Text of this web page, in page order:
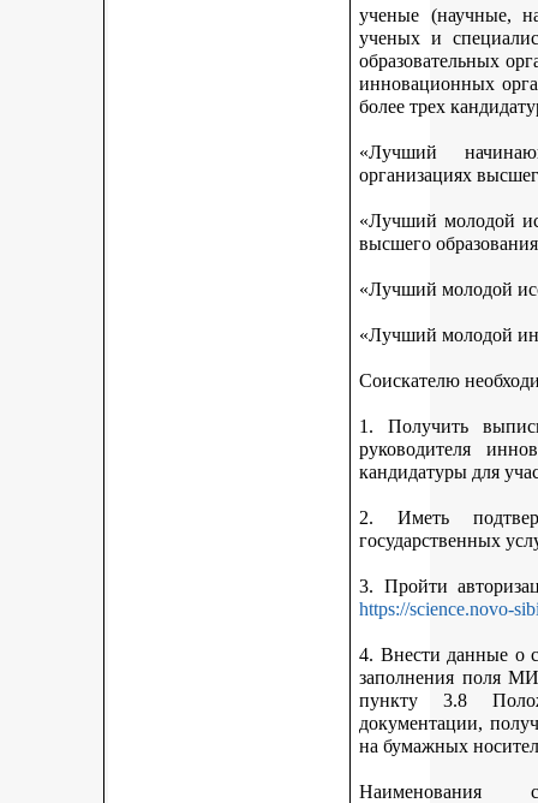
ученые (научные,
ученых и
образовательных
инновационных
более трех
«Лучший
организациях
«Лучший молодой
высшего
«Лучший молодой
«Лучший молодой
Соискателю
1. Получить
руководителя
кандидатуры для
2. Иметь
государственных
3. Пройти
https://science.novo-
4. Внести данные о
заполнения поля
пункту 3.8
документации,
на бумажных
Наименования